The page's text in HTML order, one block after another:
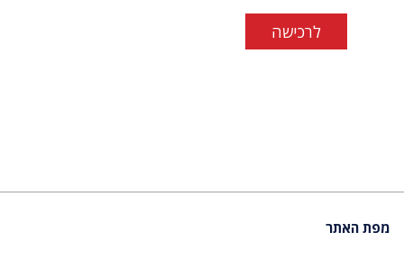
לרכישה
מפת האתר